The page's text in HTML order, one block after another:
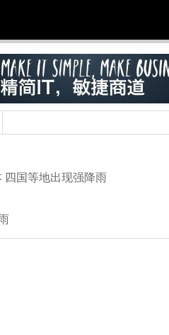
国等地出现强降雨